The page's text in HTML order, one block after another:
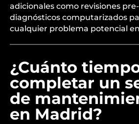
adicionales como revisiones
diagnósticos computarizados
cualquier problema potencial
¿Cuánto
completar un
de
en Madrid?